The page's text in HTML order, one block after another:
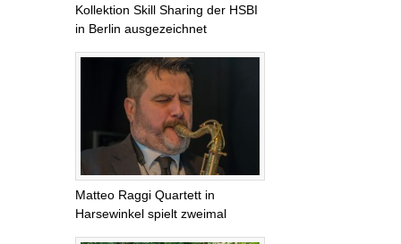
Kollektion Skill Sharing der HSBI
in Berlin ausgezeichnet
Matteo Raggi Quartett in
Harsewinkel spielt zweimal